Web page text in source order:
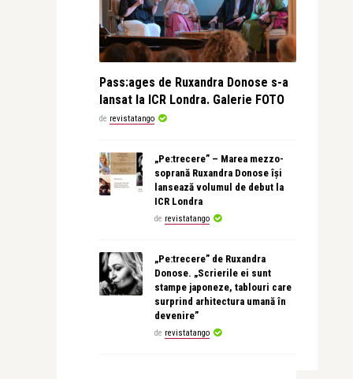
Pass:ages de Ruxandra Donose s-a
lansat la ICR Londra. Galerie FOTO
de revistatango
„Pe:trecere” – Marea mezzo-
soprană Ruxandra Donose își
lansează volumul de debut la
ICR Londra
de revistatango
„Pe:trecere” de Ruxandra
Donose. „Scrierile ei sunt
stampe japoneze, tablouri care
surprind arhitectura umană în
devenire”
de revistatango